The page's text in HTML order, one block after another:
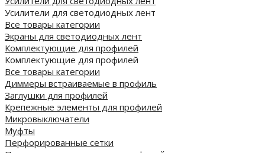
Усилители для светодиодных лент
Все товары категории
Экраны для светодиодных лент
Комплектующие для профилей
Комплектующие для профилей
Все товары категории
Диммеры встраиваемые в профиль
Заглушки для профилей
Крепежные элементы для профилей
Микровыключатели
Муфты
Перфорированные сетки